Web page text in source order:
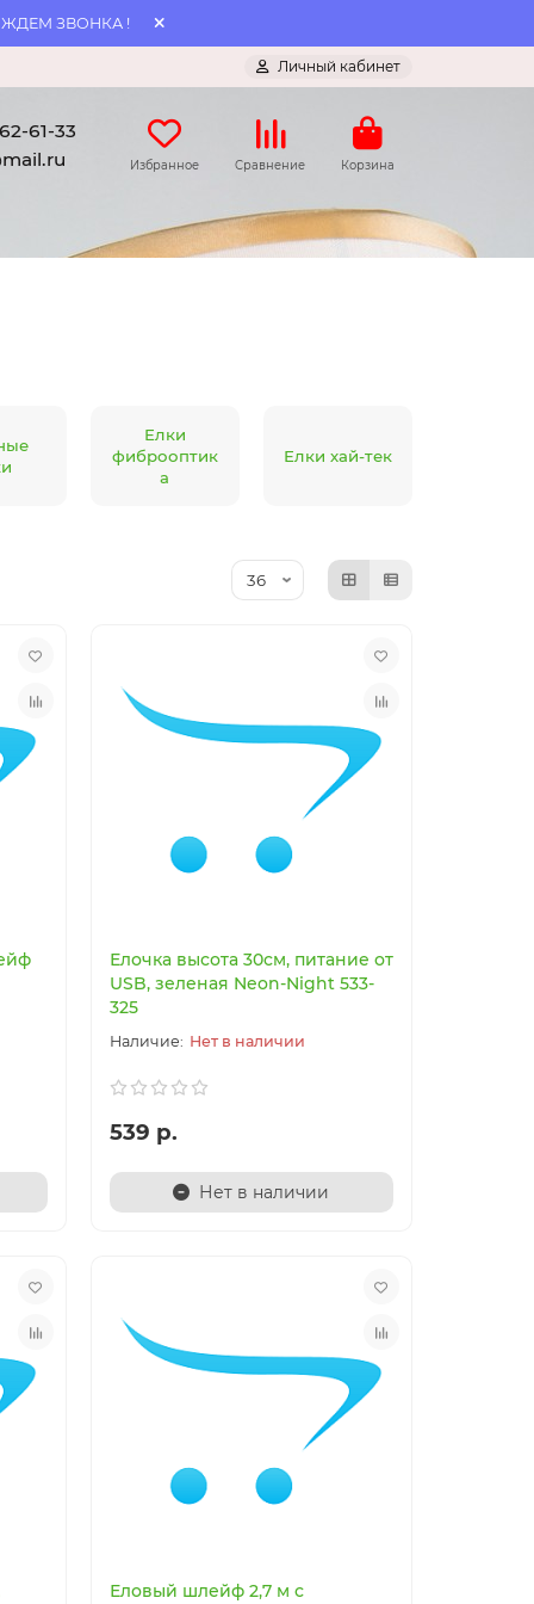
ЗВОНКА !
Личный кабинет
61-33
Избранное Сравнение Корзина
Елки
фиброоптик
а
Елки хай-тек
Елочка высота 30см, питание от
USB, зеленая Neon-Night 533-
325
Нет в наличии
539 р.
Нет в наличии
Еловый шлейф 2,7 м с